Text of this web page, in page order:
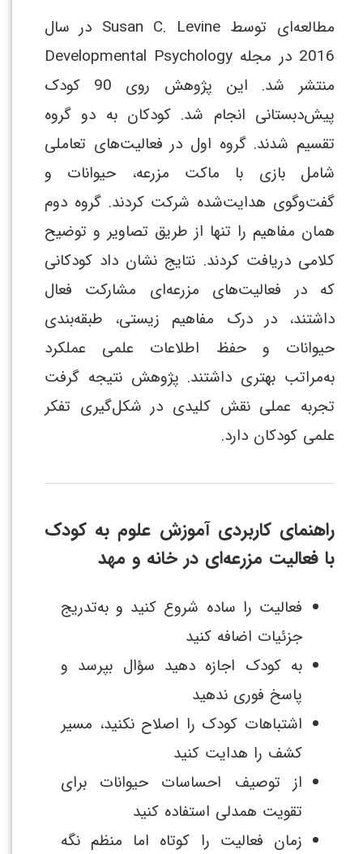
مطالعه‌ای توسط Susan C. Levine در سال
2016 در مجله Developmental Psychology
منتشر شد. این پژوهش روی 90 کودک
پیش‌دبستانی انجام شد. کودکان به دو گروه
تقسیم شدند. گروه اول در فعالیت‌های تعاملی
شامل بازی با ماکت مزرعه، حیوانات و
گفت‌وگوی هدایت‌شده شرکت کردند. گروه دوم
همان مفاهیم را تنها از طریق تصاویر و توضیح
کلامی دریافت کردند. نتایج نشان داد کودکانی
که در فعالیت‌های مزرعه‌ای مشارکت فعال
داشتند، در درک مفاهیم زیستی، طبقه‌بندی
حیوانات و حفظ اطلاعات علمی عملکرد
به‌مراتب بهتری داشتند. پژوهش نتیجه گرفت
تجربه عملی نقش کلیدی در شکل‌گیری تفکر
علمی کودکان دارد.
راهنمای کاربردی آموزش علوم به کودک
با فعالیت مزرعه‌ای در خانه و مهد
فعالیت را ساده شروع کنید و به‌تدریج
جزئیات اضافه کنید
به کودک اجازه دهید سؤال بپرسد و
پاسخ فوری ندهید
اشتباهات کودک را اصلاح نکنید، مسیر
کشف را هدایت کنید
از توصیف احساسات حیوانات برای
تقویت همدلی استفاده کنید
زمان فعالیت را کوتاه اما منظم نگه